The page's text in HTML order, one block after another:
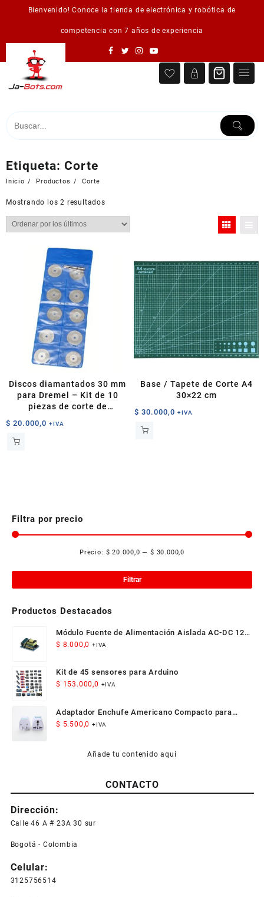
Bienvenido! Conoce la tienda de electrónica y robótica de
competencia con 7 años de experiencia
Etiqueta: Corte
Inicio Productos Corte
Mostrando los 2 resultadosOrdenado
por
Discos diamantados 30 mm
para Dremel – Kit de 10
piezas de corte de
$ 20.000,0 +IVA
Base / Tapete de Corte A4
30×22 cm
$ 30.000,0 +IVA
Filtra por precio
Filtrar
Precio: $ 20.000,0 — $ 30.000,0
Productos Destacados
Módulo Fuente de Alimentación Aislada AC-DC 12V
300mA 3.5W
$ 8.000,0 +IVA
Kit de 45 sensores para Arduino
$ 153.000,0 +IVA
Adaptador Enchufe Americano Compacto para
Viaje
$ 5.500,0 +IVA
Añade tu contenido aquí
CONTACTO
Dirección:
Calle 46 A # 23A 30 sur
Bogotá - Colombia
Celular:
3125756514